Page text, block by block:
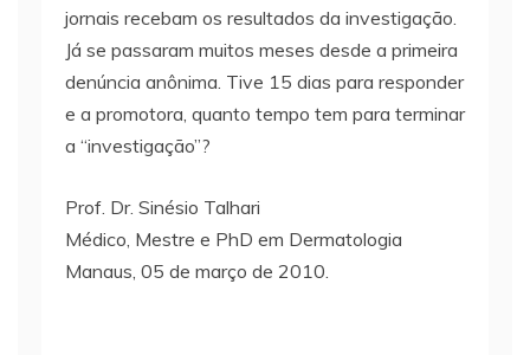
jornais recebam os resultados da investigação.
Já se passaram muitos meses desde a primeira
denúncia anônima. Tive 15 dias para responder
e a promotora, quanto tempo tem para terminar
a “investigação”?
Prof. Dr. Sinésio Talhari
Médico, Mestre e PhD em Dermatologia
Manaus, 05 de março de 2010.